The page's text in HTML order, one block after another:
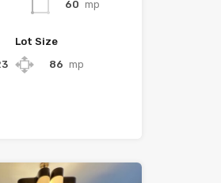
60 mp
Lot Size
86 mp